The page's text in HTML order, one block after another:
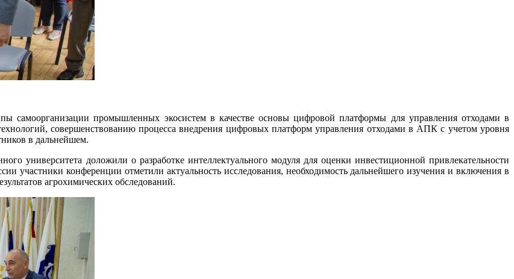
промышленных экосистем в качестве основы цифровой платформы для управления отходами в
совершенствованию процесса внедрения цифровых платформ управления отходами в АПК с учетом уровня
в дальнейшем.
университета доложили о разработке интеллектуального модуля для оценки инвестиционной привлекательности
участники конференции отметили актуальность исследования, необходимость дальнейшего изучения и включения в
агрохимических обследований.